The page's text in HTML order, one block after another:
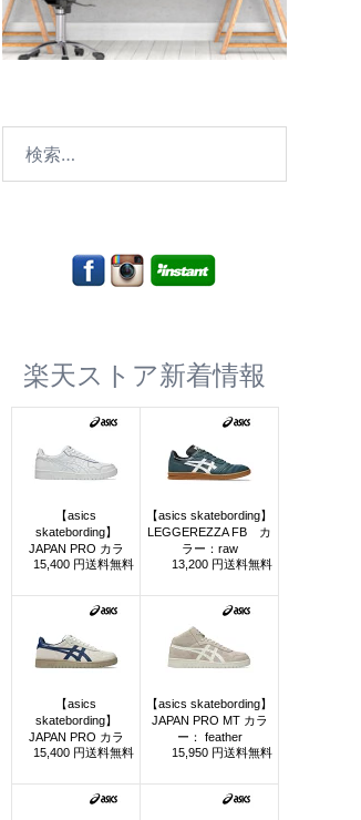
楽天ストア新着情報